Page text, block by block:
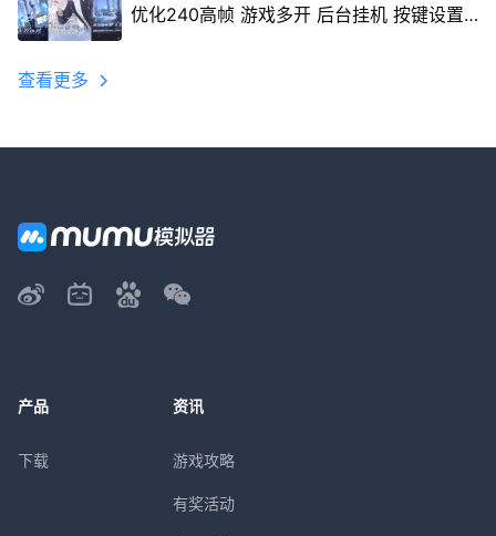
优化240高帧 游戏多开 后台挂机 按键设置
查看更多
产品
下载
资讯
游戏攻略
有奖活动